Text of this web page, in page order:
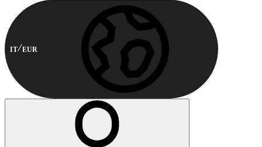
IT EUR